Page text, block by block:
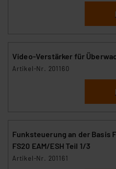
Video-Verstärker für
Artikel-Nr. 201160
Funksteuerung an der Basis
FS20 EAM/ESH Teil 1/3
Artikel-Nr. 201161